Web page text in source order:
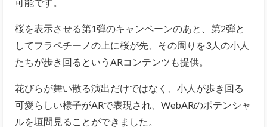
桜を表示させる第1弾のキャンペーンのあと、第2弾と
してフラペチーノの上に桜が先、その周りを3人の小人
たちが歩き回るというARコンテンツも提供。
花びらが舞い散る演出だけではなく、小人が歩き回る
可愛らしい様子がARで表現され、WebARのポテンシャ
ルを垣間見ることができました。